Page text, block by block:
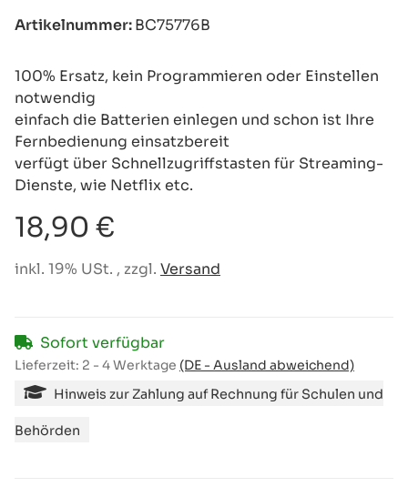
Artikelnummer:BC75776B
100% Ersatz, kein Programmieren oder Einstellen
notwendig
einfach die Batterien einlegen und schon ist Ihre
Fernbedienung einsatzbereit
verfügt über Schnellzugriffstasten für Streaming-
Dienste, wie Netflix etc.
18,90 €
inkl. 19% USt. , zzgl. Versand
Sofort verfügbar
Lieferzeit: 2 - 4 Werktage (DE - Ausland abweichend)
Hinweis zur Zahlung auf Rechnung für Schulen und
Behörden